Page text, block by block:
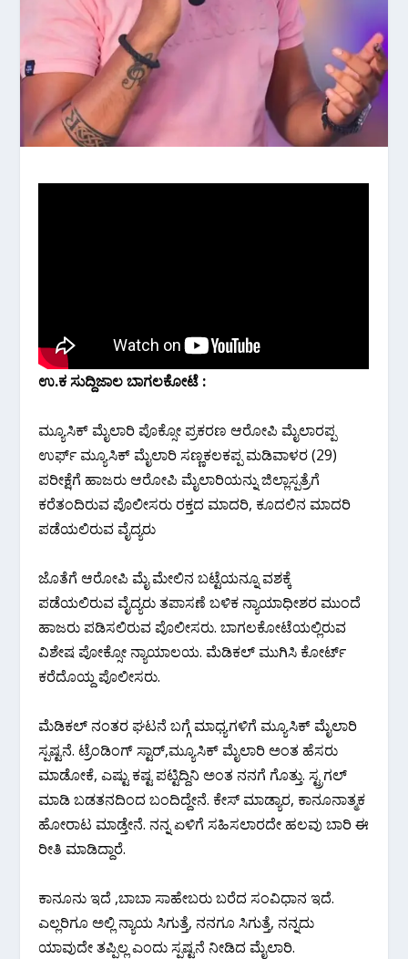
ಉ.ಕ ಸುದ್ದಿಜಾಲ ಬಾಗಲಕೋಟೆ :
ಮ್ಯೂಸಿಕ್ ಮೈಲಾರಿ ಪೊಕ್ಸೋ ಪ್ರಕರಣ ಆರೋಪಿ ಮೈಲಾರಪ್ಪ
ಉರ್ಫ್ ಮ್ಯೂಸಿಕ್ ಮೈಲಾರಿ ಸಣ್ಣಕಲಕಪ್ಪ ಮಡಿವಾಳರ (29)
ಪರೀಕ್ಷೆಗೆ ಹಾಜರು ಆರೋಪಿ ಮೈಲಾರಿಯನ್ನು ಜಿಲ್ಲಾಸ್ಪತ್ರೆಗೆ
ಕರೆತಂದಿರುವ ಪೊಲೀಸರು ರಕ್ತದ‌ ಮಾದರಿ, ಕೂದಲಿನ ಮಾದರಿ
ಪಡೆಯಲಿರುವ ವೈದ್ಯರು
ಜೊತೆಗೆ ಆರೋಪಿ ಮೈ ಮೇಲಿನ ಬಟ್ಟೆಯನ್ನೂ ವಶಕ್ಕೆ
ಪಡೆಯಲಿರುವ ವೈದ್ಯರು ತಪಾಸಣೆ ಬಳಿಕ ನ್ಯಾಯಾಧೀಶರ ಮುಂದೆ
ಹಾಜರು ಪಡಿಸಲಿರುವ ಪೊಲೀಸರು. ಬಾಗಲಕೋಟೆಯಲ್ಲಿರುವ
ವಿಶೇಷ ಪೋಕ್ಸೋ ನ್ಯಾಯಾಲಯ. ಮೆಡಿಕಲ್ ಮುಗಿಸಿ ಕೋರ್ಟ್‌
ಕರೆದೊಯ್ದ ಪೊಲೀಸರು.
ಮೆಡಿಕಲ್ ನಂತರ ಘಟನೆ ಬಗ್ಗೆ ಮಾಧ್ಯಗಳಿಗೆ ಮ್ಯೂಸಿಕ್ ಮೈಲಾರಿ
ಸ್ಪಷ್ಟನೆ. ಟ್ರೆಂಡಿಂಗ್ ಸ್ಟಾರ್,ಮ್ಯೂಸಿಕ್ ಮೈಲಾರಿ ಅಂತ ಹೆಸರು
ಮಾಡೋಕೆ, ಎಷ್ಟು ಕಷ್ಟ ಪಟ್ಟಿದ್ದಿನಿ ಅಂತ ನನಗೆ ಗೊತ್ತು. ಸ್ಟ್ರಗಲ್
ಮಾಡಿ ಬಡತನದಿಂದ ಬಂದಿದ್ದೇನೆ. ಕೇಸ್ ಮಾಡ್ಯಾರ, ಕಾನೂನಾತ್ಮಕ
ಹೋರಾಟ ಮಾಡ್ತೇನೆ. ನನ್ನ ಏಳಿಗೆ ಸಹಿಸಲಾರದೇ ಹಲವು ಬಾರಿ ಈ
ರೀತಿ ಮಾಡಿದ್ದಾರೆ.
ಕಾನೂನು ಇದೆ ,ಬಾಬಾ ಸಾಹೇಬರು ಬರೆದ ಸಂವಿಧಾನ ಇದೆ.‌
ಎಲ್ಲರಿಗೂ ಅಲ್ಲಿ ನ್ಯಾಯ ಸಿಗುತ್ತೆ, ನನಗೂ ಸಿಗುತ್ತೆ, ನನ್ನದು
ಯಾವುದೇ ತಪ್ಪಿಲ್ಲ ಎಂದು ಸ್ಪಷ್ಟನೆ ನೀಡಿದ ಮೈಲಾರಿ.